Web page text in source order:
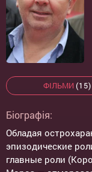
ФІЛЬМИ (15)
Біографія:
Обладая
эпизодические
главные роли